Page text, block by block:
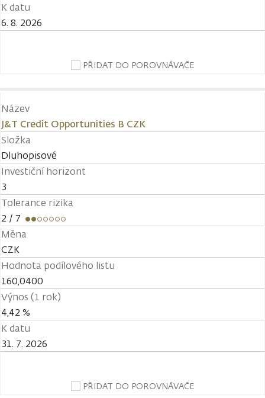
K datu
6. 8. 2026
PŘIDAT DO POROVNÁVAČE
Název
J&T Credit Opportunities B CZK
Složka
Dluhopisové
Investiční horizont
3
Tolerance rizika
2 / 7
Měna
CZK
Hodnota podílového listu
160,0400
Výnos (1 rok)
4,42 %
K datu
31. 7. 2026
PŘIDAT DO POROVNÁVAČE